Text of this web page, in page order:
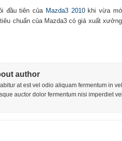
đầu tiên của Mazda3 2010khi vừa
chuẩn của Mazda3 có giá xuất
author
at est vel odio aliquam fermentum in
auctor dolor fermentum nisi imperdiet